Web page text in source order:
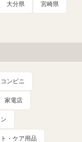
大分県 宮崎県
ンビニ
家電店
・ケア用品